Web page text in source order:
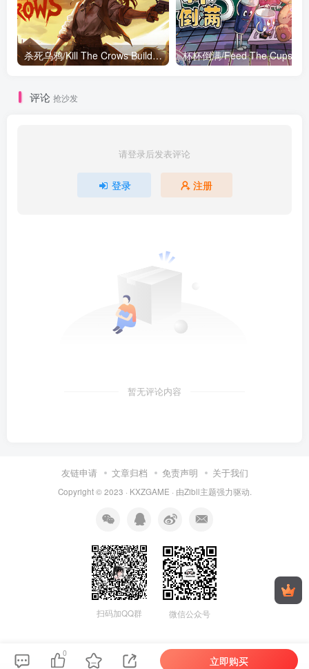
杀死乌鸦/Kill The Crows Build.16441009|动作冒险|容量470MB|免安装绿色中文版
评论 抢沙发
请登录后发表评论
登录 注册
暂无评论内容
友链申请 文章归档 免责声明 关于我们
Copyright © 2023 · KXZGAME · 由Zibll主题强力驱动.
扫码加QQ群 微信公众号
0
立即购买